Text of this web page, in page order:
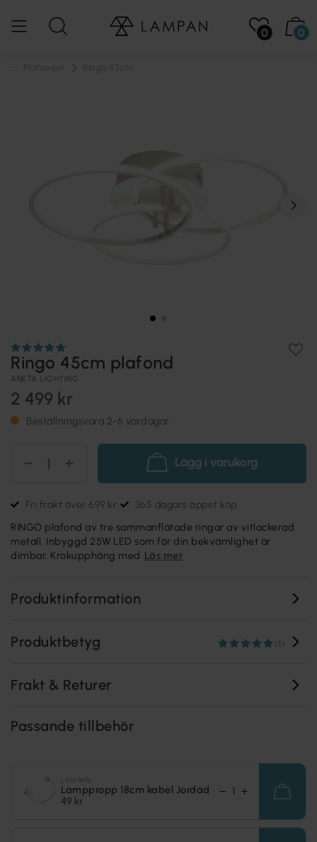
0 0
Ringo 45cm plafond
ANETA LIGHTING
2 499 kr
Beställningsvara 2-6 vardagar
Lägg i varukorg
Fri frakt över 699 kr 365 dagars öppet köp
RINGO plafond av tre sammanflätade ringar av vitlackerad
metall. Inbyggd 25W LED som för din bekvämlighet är
dimbar. Krokupphäng med Läs mer
Produktinformation
Produktbetyg (5)
Frakt & Returer
Passande tillbehör
Lamppropp 18cm kabel Jordad
49 kr